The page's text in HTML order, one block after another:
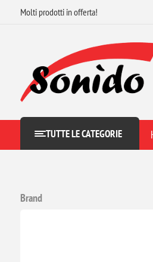
Molti prodotti in offerta!
TUTTE LE CATEGORIE
Brand